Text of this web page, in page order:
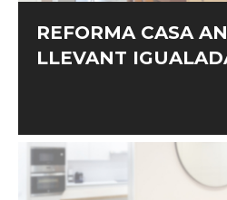
REFORMA CASA
LLEVANT